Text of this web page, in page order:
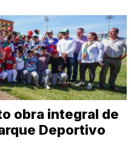
obra integral de
Deportivo